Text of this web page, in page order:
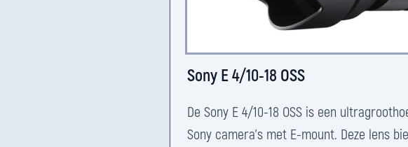
Sony E 4/10-18 OSS
De Sony E 4/10-18 OSS is een
Sony camera's met E-mount. Deze lens